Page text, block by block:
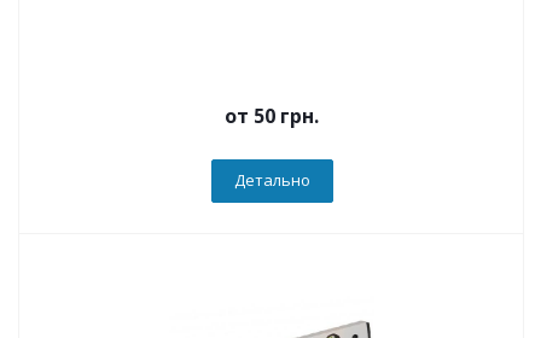
от 50 грн.
Детально